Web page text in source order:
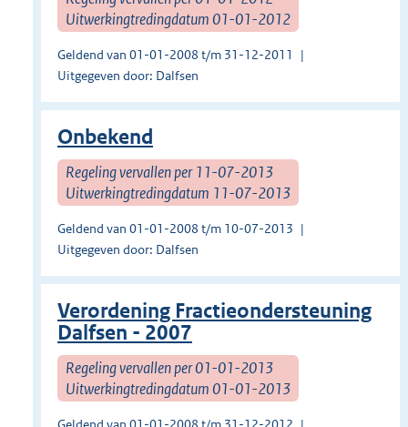
Uitwerkingtredingdatum 01-01-2012
Geldend van 01-01-2008 t/m 31-12-2011
Uitgegeven door: Dalfsen
Onbekend
Regeling vervallen per 11-07-2013
Uitwerkingtredingdatum 11-07-2013
Geldend van 01-01-2008 t/m 10-07-2013
Uitgegeven door: Dalfsen
Verordening Fractieondersteuning
Dalfsen - 2007
Regeling vervallen per 01-01-2013
Uitwerkingtredingdatum 01-01-2013